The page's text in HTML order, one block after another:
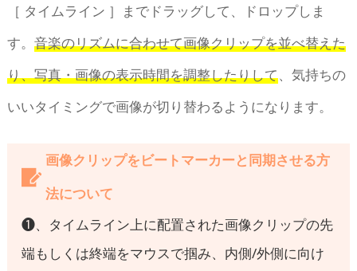
［ タイムライン ］までドラッグして、ドロップしま
す。 音楽のリズムに合わせて画像クリップを並べ替えた
り、写真・画像の表示時間を調整したりして、気持ちの
いいタイミングで画像が切り替わるようになります。
画像クリップをビートマーカーと同期させる方
法について
❶、タイムライン上に配置された画像クリップの先
端もしくは終端をマウスで掴み、内側/外側に向け